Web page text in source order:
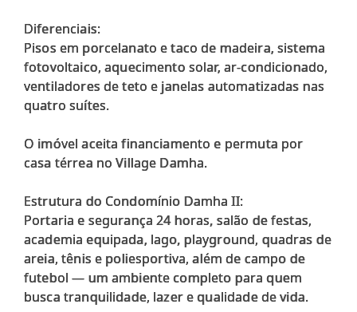
Diferenciais:
Pisos em porcelanato e taco de madeira, sistema
fotovoltaico, aquecimento solar, ar-condicionado,
ventiladores de teto e janelas automatizadas nas
quatro suítes.
O imóvel aceita financiamento e permuta por
casa térrea no Village Damha.
Estrutura do Condomínio Damha II:
Portaria e segurança 24 horas, salão de festas,
academia equipada, lago, playground, quadras de
areia, tênis e poliesportiva, além de campo de
futebol — um ambiente completo para quem
busca tranquilidade, lazer e qualidade de vida.